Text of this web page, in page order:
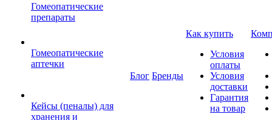
Гомеопатические
препараты
Гомеопатические
аптечки
Кейсы (пеналы) для
хранения и
Блог Бренды
Как купить
Условия
оплаты
Условия
доставки
Гарантия
на товар